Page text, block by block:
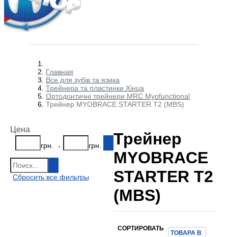
Главная
Все для зубів та язика
Трейнера та пластинки Хінца
Ортодонтичні трейнери MRC Myofunctional
Трейнер MYOBRACE STARTER Т2 (MBS)
Цена
грн. - грн.
Сбросить все фильтры
Трейнер
MYOBRACE
STARTER Т2
(MBS)
СОРТИРОВАТЬ
ТОВАРА В